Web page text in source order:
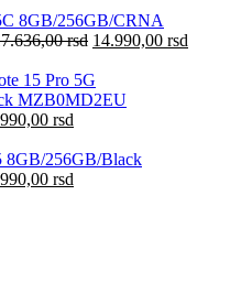
8GB/256GB/CRNA
rsd 14.990,00 rsd
15 Pro 5G
MZB0MD2EU
rsd
8GB/256GB/Black
rsd